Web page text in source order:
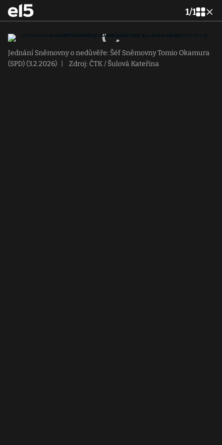
1/1
Jednání Sněmovny o nedůvěře: Šéf Sněmovny Tomio Okamura
(SPD) (3.2.2026)
Zdroj: ČTK / Šulová Kateřina